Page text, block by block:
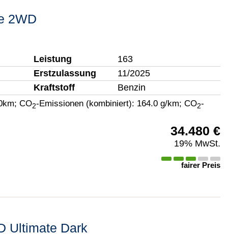
2WD
Leistung
163
Erstzulassung
11/2025
Kraftstoff
Benzin
;CO2-Emissionen (kombiniert): 164.0 g/km;CO2-
34.480 €
19% MwSt.
fairer Preis
Ultimate Dark